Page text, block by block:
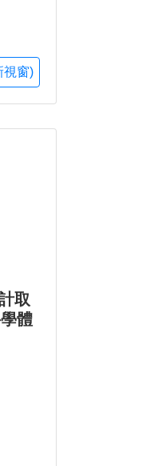
視窗)
取
體